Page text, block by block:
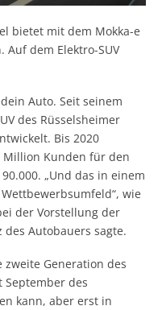
bietet mit dem Mokka-e
Auf dem Elektro-SUV
Auto. Seit seinem
des Rüsselsheimer
Bis 2020
Kunden für den
„Und das in einem
wie
der Vorstellung der
Autobauers sagte.
Generation des
des
kann, aber erst in